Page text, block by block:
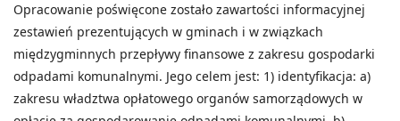
Opracowanie poświęcone zostało zawartości informacyjnej
zestawień prezentujących w gminach i w związkach
międzygminnych przepływy finansowe z zakresu gospodarki
odpadami komunalnymi. Jego celem jest: 1) identyfikacja: a)
zakresu władztwa opłatowego organów samorządowych w